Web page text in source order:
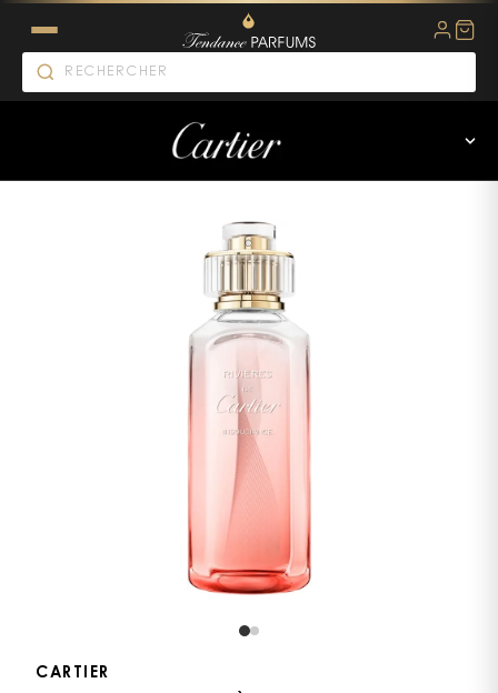
CARTIER